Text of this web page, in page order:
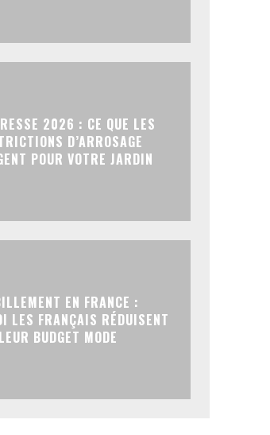
2026 : CE QUE LES
D’ARROSAGE
POUR VOTRE JARDIN
EN FRANCE :
LES FRANÇAIS RÉDUISENT
LEUR BUDGET MODE